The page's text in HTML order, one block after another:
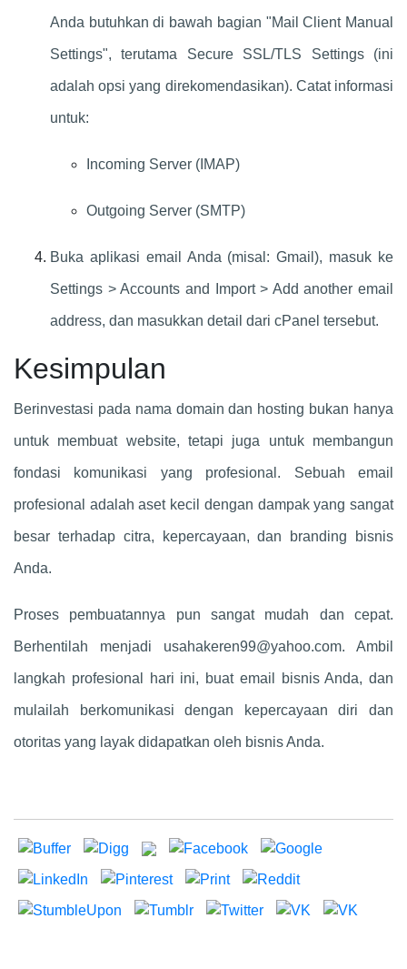
Anda butuhkan di bawah bagian "Mail Client Manual
Settings", terutama Secure SSL/TLS Settings (ini
adalah opsi yang direkomendasikan). Catat informasi
untuk:
Incoming Server (IMAP)
Outgoing Server (SMTP)
Buka aplikasi email Anda (misal: Gmail), masuk ke
Settings > Accounts and Import > Add another email
address, dan masukkan detail dari cPanel tersebut.
Kesimpulan
Berinvestasi pada nama domain dan hosting bukan hanya
untuk membuat website, tetapi juga untuk membangun
fondasi komunikasi yang profesional. Sebuah email
profesional adalah aset kecil dengan dampak yang sangat
besar terhadap citra, kepercayaan, dan branding bisnis
Anda.
Proses pembuatannya pun sangat mudah dan cepat.
Berhentilah menjadi usahakeren99@yahoo.com. Ambil
langkah profesional hari ini, buat email bisnis Anda, dan
mulailah berkomunikasi dengan kepercayaan diri dan
otoritas yang layak didapatkan oleh bisnis Anda.